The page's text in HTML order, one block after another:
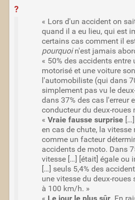
?
« Lors d'un accident on
quand il a eu lieu, qui est
certains cas comment il
pourquoin'est jamais
« 50% des accidents entre
motorisé et une voiture
l'automobiliste (qui dans
simplement pas vu le
dans 37% des cas l'erreur
conducteur du deux-roues
« Vraie fausse surprise[…]
en cas de chute, la vitesse
comme un facteur
accidents de moto. Dans
vitesse […] [était] égale ou
[…] seuls 5,4% des
une vitesse du deux-roues
à 100 km/h. »